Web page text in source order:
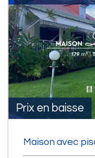
Prix en baisse
Maison avec